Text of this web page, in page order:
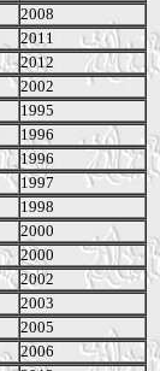
2008
2011
2012
2002
1995
1996
1996
1997
1998
2000
2000
2002
2003
2005
2006